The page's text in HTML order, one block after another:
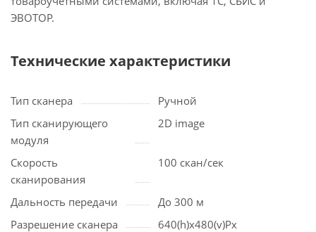
ЭВОТОР.
Технические характеристики
Тип сканера
Ручной
Тип сканирующего
модуля
2D image
Скорость
сканирования
100 скан/сек
Дальность передачи
До 300 м
Разрешение сканера
640(h)х480(v)Px